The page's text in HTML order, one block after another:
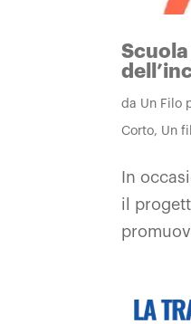
da Un Filo
Corto, Un
In
il